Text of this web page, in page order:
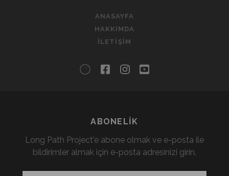
ANASAYFA
HAKKIMDA
İLETIŞIM
twitterfacebookinstagram
youtube
ABONELIK
Long Path Project'e abone olmak ve e-posta ile
bildirimler almak için e-posta adresinizi girin.